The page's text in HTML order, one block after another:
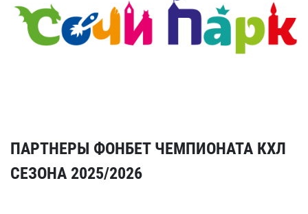
ПАРТНЕРЫ ФОНБЕТ ЧЕМПИОНАТА КХЛ
СЕЗОНА 2025/2026